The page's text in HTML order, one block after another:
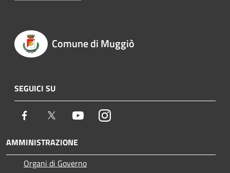
Comune di Muggiò
SEGUICI SU
Facebook Twitter YoutubeInstagram
AMMINISTRAZIONE
Organi di Governo